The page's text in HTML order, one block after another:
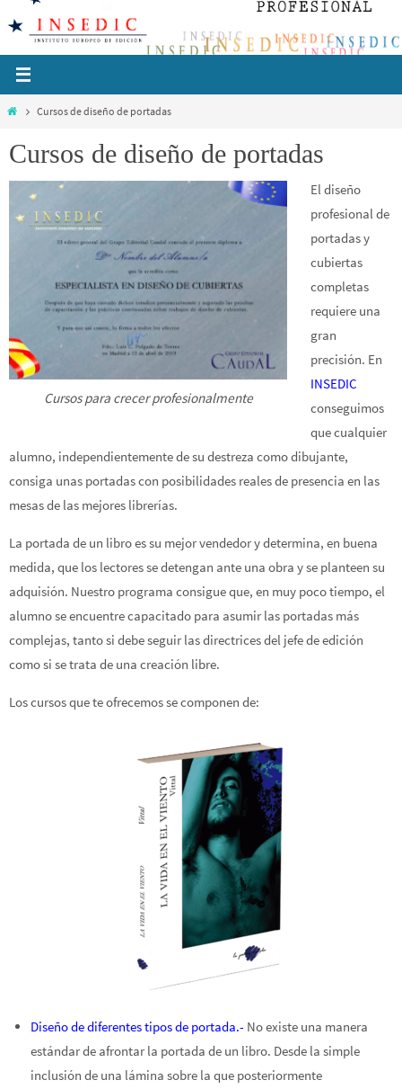
contenido
InicioCursos de diseño de portadas
Cursos de diseño de portadas
Cursos para crecer profesionalmente
El diseño
profesional de
portadas y
cubiertas
completas
requiere una
gran
precisión. En
INSEDIC
conseguimos
que cualquier
alumno, independientemente de su destreza como dibujante,
consiga unas portadas con posibilidades reales de presencia en las
mesas de las mejores librerías.
La portada de un libro es su mejor vendedor y determina, en buena
medida, que los lectores se detengan ante una obra y se planteen su
adquisión. Nuestro programa consigue que, en muy poco tiempo, el
alumno se encuentre capacitado para asumir las portadas más
complejas, tanto si debe seguir las directrices del jefe de edición
como si se trata de una creación libre.
Los cursos que te ofrecemos se componen de:
Diseño de diferentes tipos de portada.- No existe una manera
estándar de afrontar la portada de un libro. Desde la simple
inclusión de una lámina sobre la que posteriormente